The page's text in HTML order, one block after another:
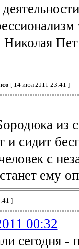
[ 14 июл 2011 23:41 ]
из
и сидит
с
ему
]
00:32
сегодня -